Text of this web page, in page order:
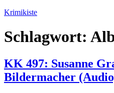
Zum
springen
Krimikiste
Schlagwort:
KK 497: Susanne
Bildermacher